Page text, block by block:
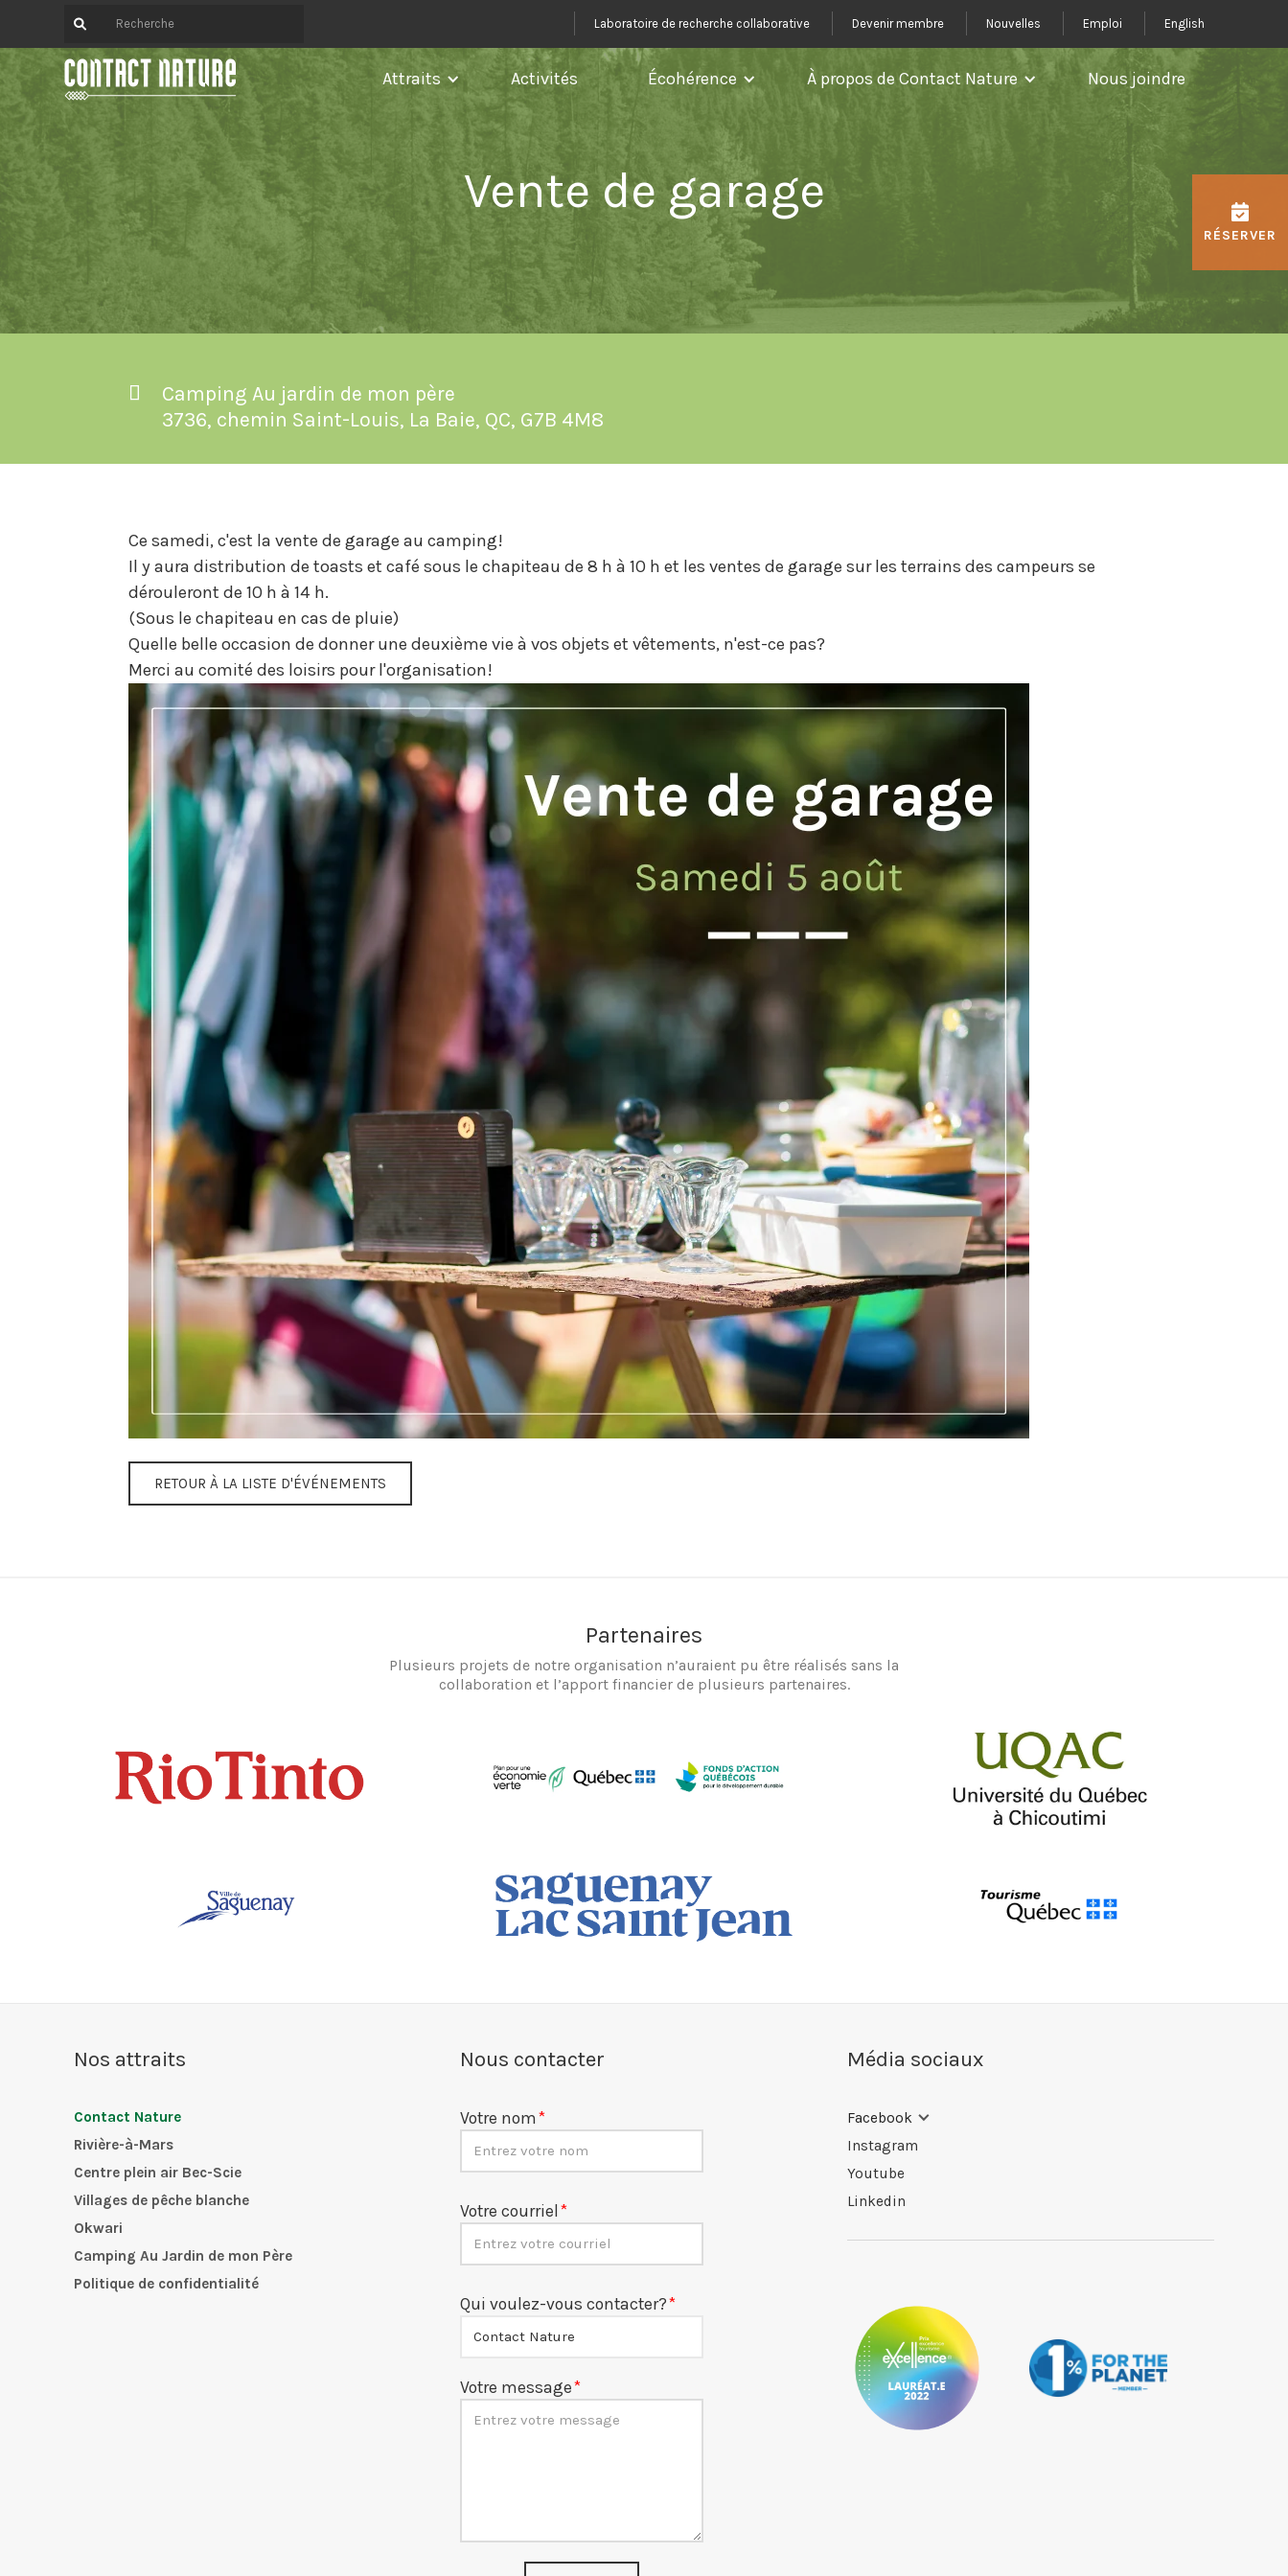
Laboratoire de recherche collaborative Devenir membre Nouvelles Emploi English
Attraits Activités Écohérence À propos de Contact Nature Nous joindre
RÉSERVER
Vente de garage
Camping Au jardin de mon père
3736, chemin Saint-Louis, La Baie, QC, G7B 4M8
Ce samedi, c'est la vente de garage au camping!
Il y aura distribution de toasts et café sous le chapiteau de 8 h à 10 h et les ventes de garage sur les terrains des campeurs se
dérouleront de 10 h à 14 h.
(Sous le chapiteau en cas de pluie)
Quelle belle occasion de donner une deuxième vie à vos objets et vêtements, n'est-ce pas?
Merci au comité des loisirs pour l'organisation!
RETOUR À LA LISTE D'ÉVÉNEMENTS
Partenaires
Plusieurs projets de notre organisation n’auraient pu être réalisés sans la
collaboration et l’apport financier de plusieurs partenaires.
Nos attraits
Contact Nature
Rivière-à-Mars
Centre plein air Bec-Scie
Villages de pêche blanche
Okwari
Camping Au Jardin de mon Père
Politique de confidentialité
Nous contacter
Votre nom
Votre courriel
Qui voulez-vous contacter?
Votre message
Média sociaux
Facebook
Instagram
Youtube
Linkedin